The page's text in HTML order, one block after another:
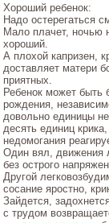
Хороший ребенок:
Надо остерегаться
Мало плачет, ночью
хороший.
А плохой капризен,
доставляет матери
приятных.
Ребенок может быть
рождения,
довольно единицы
десять единиц
недомогания
Один вял, движения
без острого
Другой
сосание яростно,
Зайдется,
с трудом